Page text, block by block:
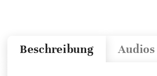
Audios
Beschreibung